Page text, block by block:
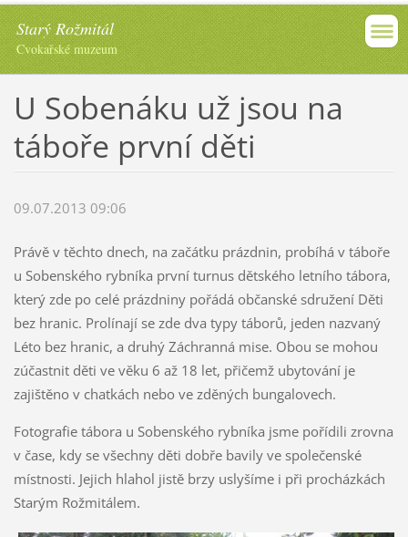
Starý Rožmitál
Cvokařské muzeum
U Sobenáku už jsou na
táboře první děti
09.07.2013 09:06
Právě v těchto dnech, na začátku prázdnin, probíhá v táboře
u Sobenského rybníka první turnus dětského letního tábora,
který zde po celé prázdniny pořádá občanské sdružení Děti
bez hranic. Prolínají se zde dva typy táborů, jeden nazvaný
Léto bez hranic, a druhý Záchranná mise. Obou se mohou
zúčastnit děti ve věku 6 až 18 let, přičemž ubytování je
zajištěno v chatkách nebo ve zděných bungalovech.
Fotografie tábora u Sobenského rybníka jsme pořídili zrovna
v čase, kdy se všechny děti dobře bavily ve společenské
místnosti. Jejich hlahol jistě brzy uslyšíme i při procházkách
Starým Rožmitálem.